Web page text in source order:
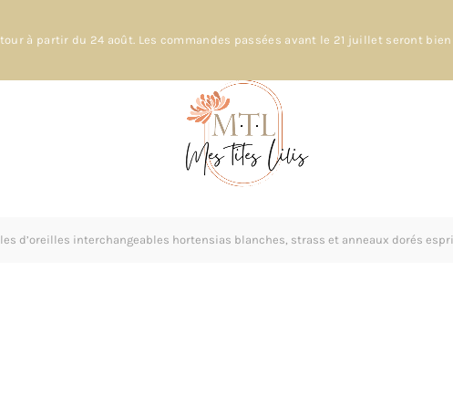
à partir du 24 août. Les commandes passées avant le 21 juillet seront
d’oreilles interchangeables hortensias blanches, strass et anneaux dorés